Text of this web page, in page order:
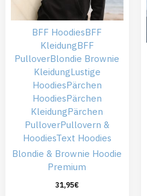
BFF HoodiesBFF
KleidungBFF
PulloverBlondie Brownie
KleidungLustige
HoodiesPärchen
HoodiesPärchen
KleidungPärchen
PulloverPullovern &
HoodiesText Hoodies
Blondie & Brownie Hoodie
Premium
31,95€